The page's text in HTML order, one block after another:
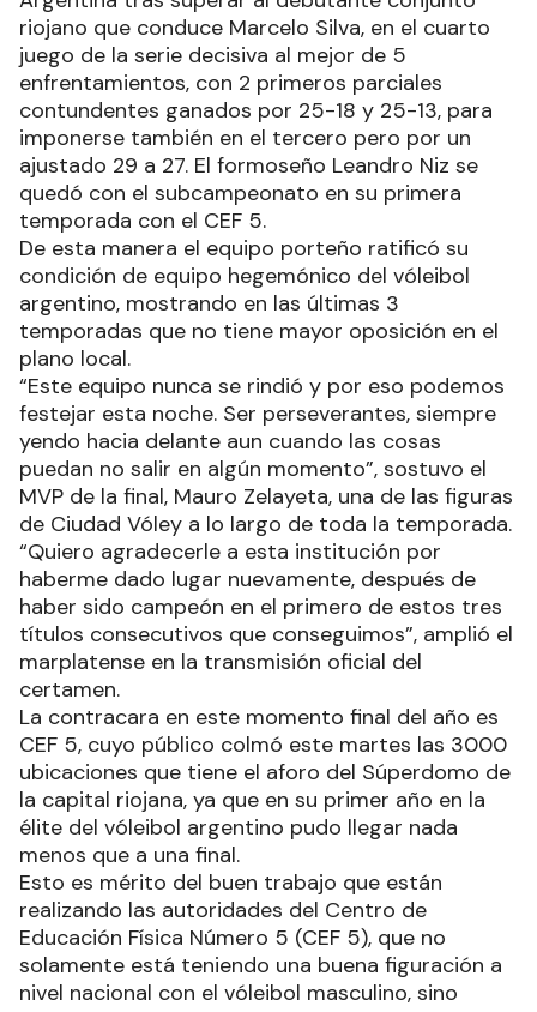
riojano que conduce Marcelo Silva, en el cuarto
juego de la serie decisiva al mejor de 5
enfrentamientos, con 2 primeros parciales
contundentes ganados por 25-18 y 25-13, para
imponerse también en el tercero pero por un
ajustado 29 a 27. El formoseño Leandro Niz se
quedó con el subcampeonato en su primera
temporada con el CEF 5.
De esta manera el equipo porteño ratificó su
condición de equipo hegemónico del vóleibol
argentino, mostrando en las últimas 3
temporadas que no tiene mayor oposición en el
plano local.
“Este equipo nunca se rindió y por eso podemos
festejar esta noche. Ser perseverantes, siempre
yendo hacia delante aun cuando las cosas
puedan no salir en algún momento”, sostuvo el
MVP de la final, Mauro Zelayeta, una de las figuras
de Ciudad Vóley a lo largo de toda la temporada.
“Quiero agradecerle a esta institución por
haberme dado lugar nuevamente, después de
haber sido campeón en el primero de estos tres
títulos consecutivos que conseguimos”, amplió el
marplatense en la transmisión oficial del
certamen.
La contracara en este momento final del año es
CEF 5, cuyo público colmó este martes las 3000
ubicaciones que tiene el aforo del Súperdomo de
la capital riojana, ya que en su primer año en la
élite del vóleibol argentino pudo llegar nada
menos que a una final.
Esto es mérito del buen trabajo que están
realizando las autoridades del Centro de
Educación Física Número 5 (CEF 5), que no
solamente está teniendo una buena figuración a
nivel nacional con el vóleibol masculino, sino